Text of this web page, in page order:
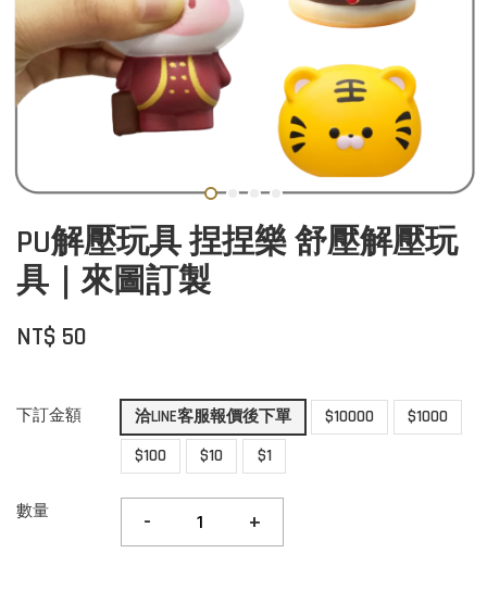
PU解壓玩具 捏捏樂 舒壓解壓玩
具｜來圖訂製
NT$ 50
下訂金額 洽LINE客服報價後下單 $10000
$1000
$100
$10 $1
數量 - +